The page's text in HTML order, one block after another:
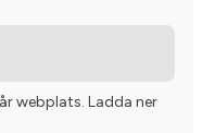
webplats. Ladda ner